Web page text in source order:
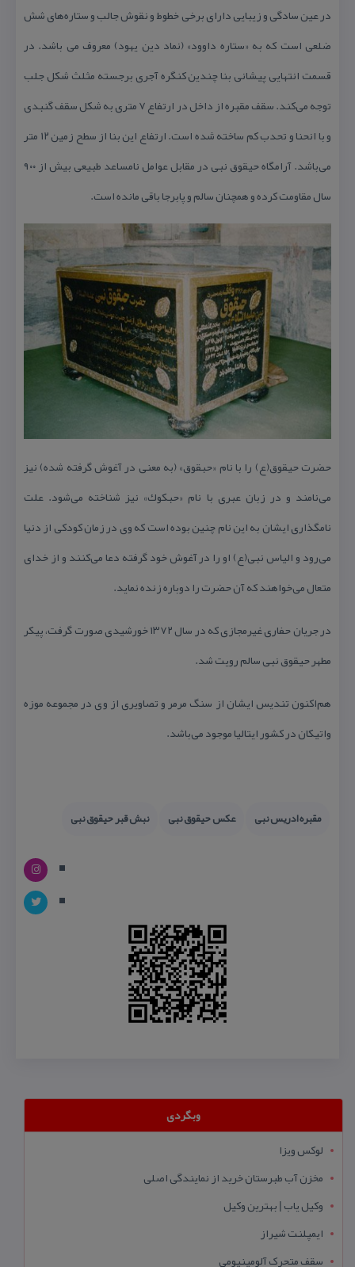
در عین سادگی و زیبایی دارای برخی خطوط و نقوش جالب و ستاره‌های شش
ضلعی است كه به «ستاره داوود» (نماد دین یهود) معروف می باشد. در
قسمت انتهایی پیشانی بنا چندین كنگره آجری برجسته مثلث شكل جلب
توجه می‌كند. سقف مقبره از داخل در ارتفاع ۷ متری به شكل سقف گنبدی
و با انحنا و تحدب كم ساخته شده است. ارتفاع این بنا از سطح زمین ۱۲ متر
می‌باشد. آرامگاه حیقوق نبی در مقابل عوامل نامساعد طبیعی بیش از ۹۰۰
سال مقاومت كرده و همچنان سالم و پابرجا باقی مانده است.
حضرت حیقوق(ع) را با نام «حبقوق» (به معنی در آغوش گرفته شده) نیز
می‌نامند و در زبان عبری با نام «حبكوك» نیز شناخته می‌شود. علت
نامگذاری ایشان به این نام چنین بوده است كه وی در زمان كودكی از دنیا
می‌رود و الیاس نبی(ع) او را در آغوش خود گرفته دعا می‌كنند و از خدای
متعال می‌خواهند كه آن حضرت را دوباره زنده نماید.
در جریان حفاری غیرمجازی كه در سال ۱۳۷۲ خورشیدی صورت گرفت، پیكر
مطهر حیقوق نبی سالم رویت شد.
هم‌اكنون تندیس ایشان از سنگ مرمر و تصاویری از وی در مجموعه موزه
واتیكان در كشور ایتالیا موجود می‌باشد.
مقبره ادریس نبی عكس حیقوق نبی نبش قبر حیقوق نبی
وبگردی
لوکس ویزا
مخزن آب طبرستان خرید از نمایندگی اصلی
وکیل یاب | بهترین وکیل
ایمپلنت شیراز
سقف متحرک آلومینیومی